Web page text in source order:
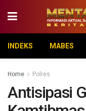
INDEKS MABES
Home Polres
Antisipasi